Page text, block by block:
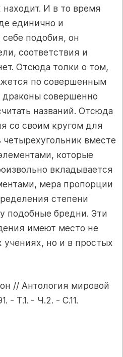
И в то время
единично и
подобия, он
соответствия и
Отсюда толки о том,
по совершенным
совершенно
названий. Отсюда
со своим кругом для
четырехугольник вместе
которые
вкладывается
мера пропорции
степени
подобные бредни. Эти
имеют место не
учениях, но и в простых
// Антология мировой
- Т.1. - Ч.2. - С.11.